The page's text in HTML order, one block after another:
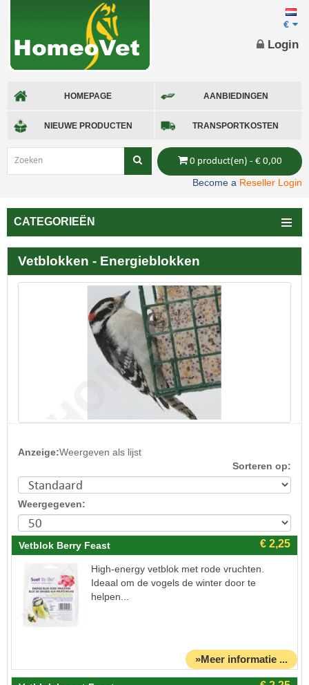
HOMEPAGE AANBIEDINGEN
NIEUWE PRODUCTEN TRANSPORTKOSTEN
€
0 product(en) - € 0,00
Login
Become a Reseller Login
CATEGORIEËN
Vetblokken - Energieblokken
Anzeige:Weergeven als lijst
Sorteren op:
Weergegeven:
Vetblok Berry Feast
High-energy vetblok met rode vruchten.
Ideaal om de vogels de winter door te
helpen...
»Meer informatie ...